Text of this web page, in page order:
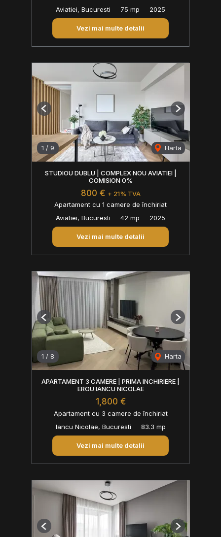
Aviatiei, Bucuresti 75 mp 2025
Vezi mai multe detalii
1 / 9 Harta
Previous Next
STUDIOU DUBLU | COMPLEX NOU AVIATIEI |
COMISION 0%
800 € + 21% TVA
Apartament cu 1 camere de închiriat
Aviatiei, Bucuresti
42 mp 2025
Vezi mai multe detalii
1 / 8 Harta
Previous Next
APARTAMENT 3 CAMERE | PRIMA INCHIRIERE |
EROU IANCU NICOLAE
1,800 €
Apartament cu 3 camere de închiriat
Iancu Nicolae, Bucuresti
83.3 mp
Vezi mai multe detalii
Previous Next